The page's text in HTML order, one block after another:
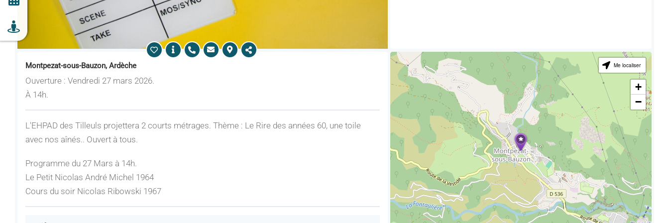
Montpezat-sous-Bauzon, Ardèche
Ouverture : Vendredi 27 mars 2026.
À 14h.
L'EHPAD des Tilleuls projettera 2 courts métrages. Thème : Le Rire des années 60, une toile
avec nos aînés.. Ouvert à tous.
Programme du 27 Mars à 14h.
Le Petit Nicolas André Michel 1964
Cours du soir Nicolas Ribowski 1967
Me localiser
+
−